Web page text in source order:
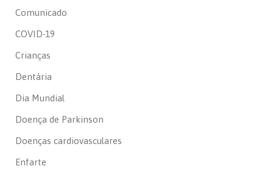
Comunicado
COVID-19
Crianças
Dentária
Dia Mundial
Doença de Parkinson
Doenças cardiovasculares
Enfarte